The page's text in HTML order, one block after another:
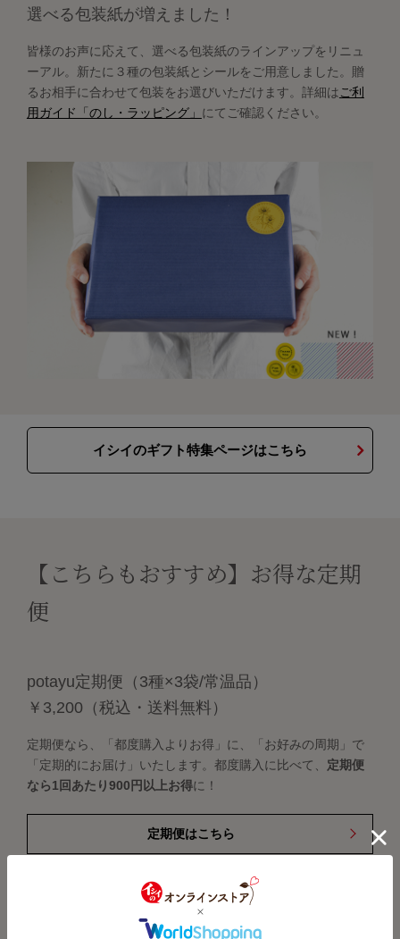
選べる包装紙が増えました！
皆様のお声に応えて、選べる包装紙のラインアップをリニュ
ーアル。新たに３種の包装紙とシールをご用意しました。贈
るお相手に合わせて包装をお選びいただけます。詳細はご利
用ガイド「のし・ラッピング」 にてご確認ください。
イシイのギフト特集ページはこちら
【こちらもおすすめ】お得な定期
便
potayu定期便（3種×3袋/常温品）
￥3,200（税込・送料無料）
定期便なら、「都度購入よりお得」に、「お好みの周期」で
「定期的にお届け」いたします。都度購入に比べて、 定期便
なら1回あたり900円以上お得に！
定期便はこちら